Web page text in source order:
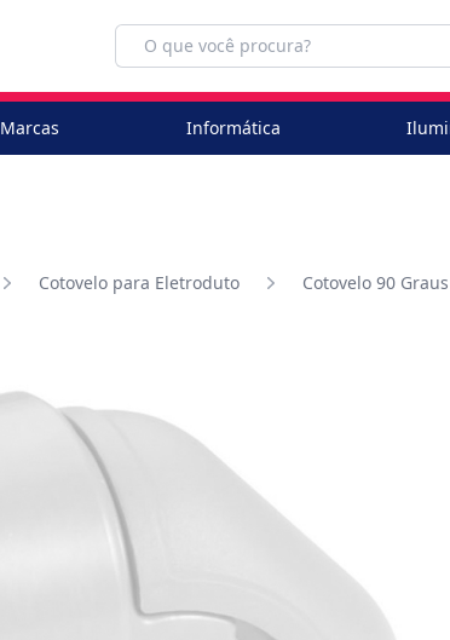
Marcas Informática
Cotovelo para Eletroduto Cotovelo 90